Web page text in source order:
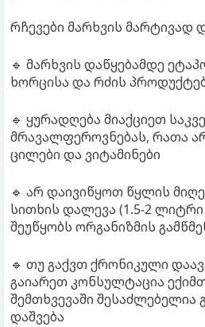
რჩევები მარხვის მარტივად
🔹 მარხვის დაწყებამდე
ხორცისა და რძის
🔹 ყურადღება მიაქციეთ
მრავალფეროვნებას, რათა
ცილები და ვიტამინები
🔹 არ დაივიწყოთ წყლის
სითხის დალევა (1.5-2
შეუწყობს ორგანიზმის
🔹 თუ გაქვთ ქრონიკული
გაიარეთ კონსულტაცია
შემთხვევაში შესაძლებელია
დაშვება